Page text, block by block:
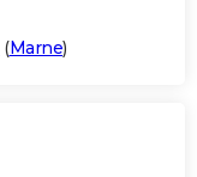
(Marne)